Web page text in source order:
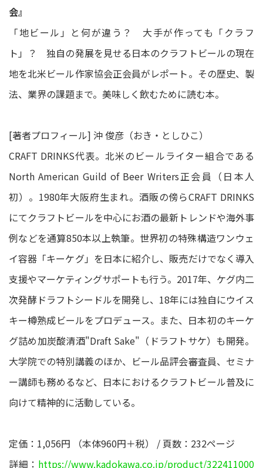
会』
「地ビール」と何が違う？ 大手が作っても「クラフ
ト」？ 独自の発展を見せる日本のクラフトビールの現在
地を北米ビール作家協会正会員がレポート。その歴史、製
法、業界の課題まで。美味しく飲むために読む本。
[著者プロフィール] 沖 俊彦（おき・としひこ）
CRAFT DRINKS代表。北米のビールライター組合である
North American Guild of Beer Writers正会員（日本人
初）。1980年大阪府生まれ。酒販の傍らCRAFT DRINKS
にてクラフトビールを中心にお酒の最新トレンドや海外事
例などを通算850本以上執筆。世界初の特殊構造ワンウェ
イ容器「キーケグ」を日本に紹介し、販売だけでなく導入
支援やマーケティングサポートも行う。2017年、ケグ内二
次発酵ドラフトシードルを開発し、18年には独自にウイス
キー樽熟成ビールをプロデュース。また、日本初のキーケ
グ詰め加炭酸清酒"Draft Sake"（ドラフトサケ）も開発。
大学院での特別講義のほか、ビール品評会審査員、セミナ
ー講師も務めるなど、日本におけるクラフトビール普及に
向けて精神的に活動している。
定価：1,056円 （本体960円＋税） / 頁数：232ページ
詳細： https://www.kadokawa.co.jp/product/322411000